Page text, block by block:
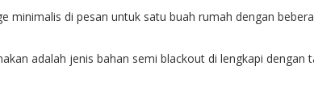
minimalis di pesan untuk satu buah rumah dengan
adalah jenis bahan semi blackout di lengkapi